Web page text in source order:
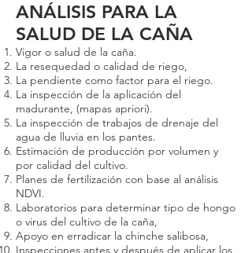
ANÁLISIS PARA LA
SALUD DE LA CAÑA
Vigor o salud de la caña.
La resequedad o calidad de riego,
La pendiente como factor para el riego.
La inspección de la aplicación del
madurante, (mapas apriori).
La inspección de trabajos de drenaje del
agua de lluvia en los pantes.
Estimación de producción por volumen y
por calidad del cultivo.
Planes de fertilización con base al análisis
NDVI.
Laboratorios para determinar tipo de hongo
o virus del cultivo de la caña,
Apoyo en erradicar la chinche salibosa,
Inspecciones antes y después de aplicar los